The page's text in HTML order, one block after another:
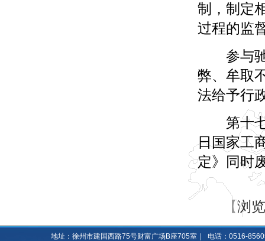
制，制定
过程的监
参与驰
弊、牟取
法给予行
第十七
日国家工
定》同时
【浏
地址：徐州市建国西路75号财富广场B座705室｜ 电话：0516-